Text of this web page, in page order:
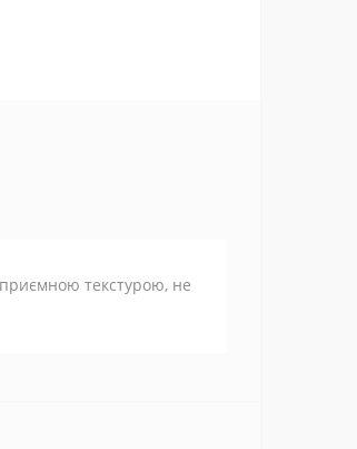
приємною текстурою, не